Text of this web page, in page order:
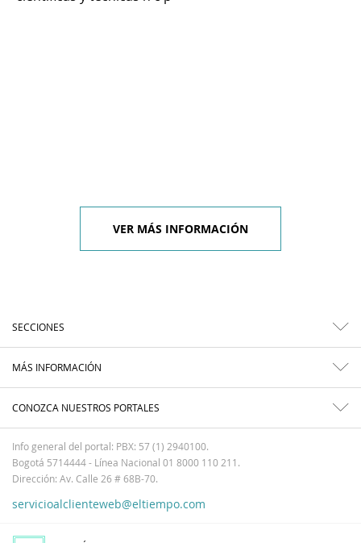
VER MÁS INFORMACIÓN
SECCIONES
MÁS INFORMACIÓN
CONOZCA NUESTROS PORTALES
Info general del portal: PBX: 57 (1) 2940100.
Bogotá 5714444 - Línea Nacional 01 8000 110 211.
Dirección: Av. Calle 26 # 68B-70.
servicioalclienteweb@eltiempo.com